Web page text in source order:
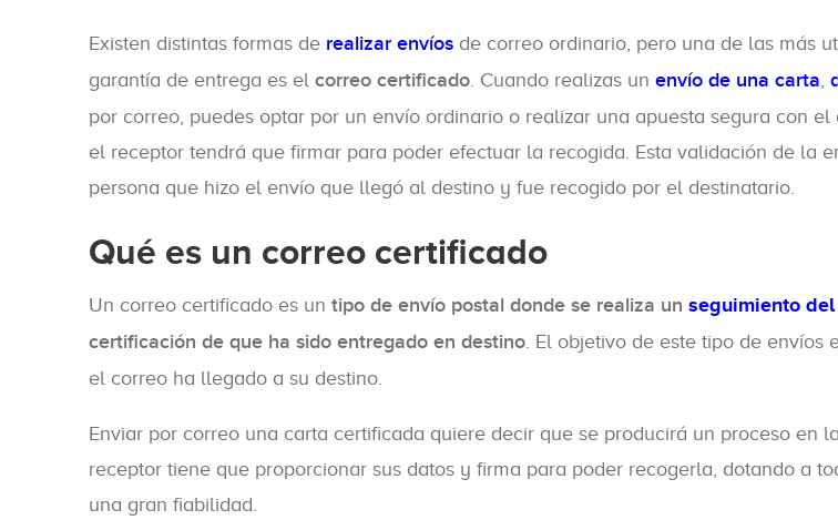
Existen distintas formas de realizar envíos de correo ordinario, pero una de las más
garantía de entrega es el correo certificado. Cuando realizas un envío de una carta,
por correo, puedes optar por un envío ordinario o realizar una apuesta segura con
el receptor tendrá que firmar para poder efectuar la recogida. Esta validación de la
persona que hizo el envío que llegó al destino y fue recogido por el destinatario.
Qué es un correo certificado
Un correo certificado es un tipo de envío postal donde se realiza un seguimiento
certificación de que ha sido entregado en destino. El objetivo de este tipo de envíos
el correo ha llegado a su destino.
Enviar por correo una carta certificada quiere decir que se producirá un proceso en
receptor tiene que proporcionar sus datos y firma para poder recogerla, dotando a
una gran fiabilidad.